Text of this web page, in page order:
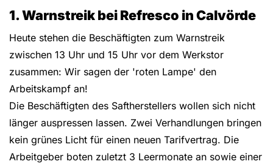
1. Warnstreik bei Refresco in Calvörde
Heute stehen die Beschäftigten zum Warnstreik
zwischen 13 Uhr und 15 Uhr vor dem Werkstor
zusammen: Wir sagen der 'roten Lampe' den
Arbeitskampf an!
Die Beschäftigten des Saftherstellers wollen sich nicht
länger auspressen lassen. Zwei Verhandlungen bringen
kein grünes Licht für einen neuen Tarifvertrag. Die
Arbeitgeber boten zuletzt 3 Leermonate an sowie einer